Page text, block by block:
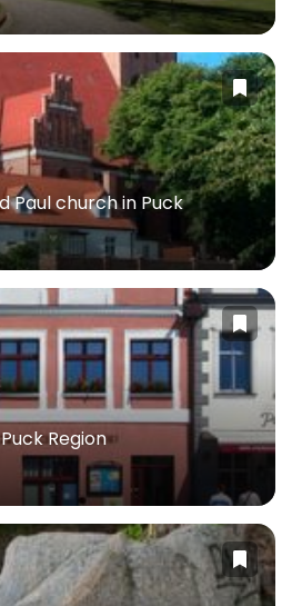
Paul church in Puck
Region